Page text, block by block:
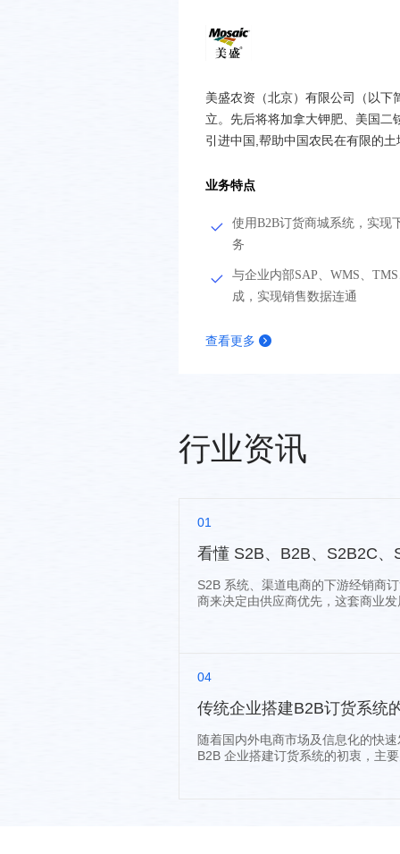
美盛农资（北京）有限公司（以下简称
立。先后将将加拿大钾肥、美国
引进中国,帮助中国农民在有限的
业务特点
使用B2B订货商城系统，实现
务
与企业内部SAP、WMS、
成，实现销售数据连通
查看更多
行业资讯
01
看懂 S2B、B2B、S2B2C、
S2B 系统、渠道电商的下游经销商
商来决定由供应商优先，这套商业
04
传统企业搭建B2B订货系统
随着国内外电商市场及信息化的快
B2B 企业搭建订货系统的初衷，主